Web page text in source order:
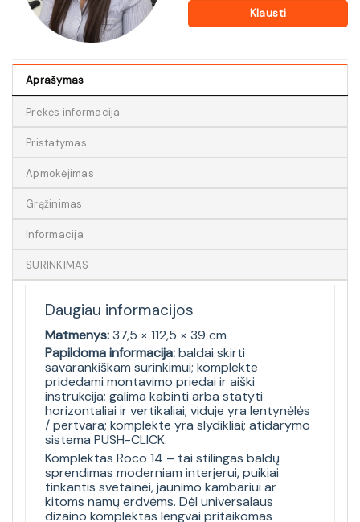
Klausti
Aprašymas
Prekės informacija
Pristatymas
Apmokėjimas
Grąžinimas
Informacija
SURINKIMAS
Daugiau informacijos
Matmenys:37,5 × 112,5 × 39 cm
Papildoma informacija:baldai skirti
savarankiškam surinkimui; komplekte
pridedami montavimo priedai ir aiški
instrukcija; galima kabinti arba statyti
horizontaliai ir vertikaliai; viduje yra lentynėlės
/ pertvara; komplekte yra slydikliai; atidarymo
sistema PUSH-CLICK.
Komplektas Roco 14 – tai stilingas baldų
sprendimas moderniam interjerui, puikiai
tinkantis svetainei, jaunimo kambariui ar
kitoms namų erdvėms. Dėl universalaus
dizaino komplektas lengvai pritaikomas